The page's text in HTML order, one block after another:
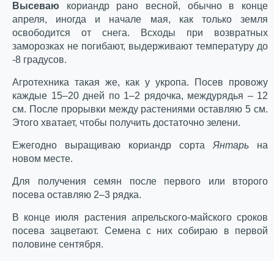
Высеваю кориандр рано весной, обычно в конце
апреля, иногда и начале мая, как только земля
освободится от снега. Всходы при возвратных
заморозках не погибают, выдерживают температуру до
-8 градусов.
Агротехника такая же, как у укропа. Посев провожу
каждые 15–20 дней по 1–2 рядочка, междурядья – 12
см. После прорывки между растениями оставляю 5 см.
Этого хватает, чтобы получить достаточно зелени.
Ежегодно выращиваю кориандр сорта Янтарь на
новом месте.
Для получения семян после первого или второго
посева оставляю 2–3 рядка.
В конце июля растения апрельского-майского сроков
посева зацветают. Семена с них собираю в первой
половине сентября.